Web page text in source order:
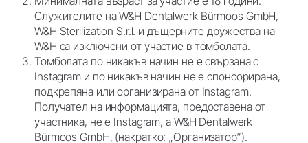
Служителите на W&H Dentalwerk Bürmoos GmbH,
W&H Sterilization S.r.l. и дъщерните дружества на
W&H са изключени от участие в томболата.
Томболата по никакъв начин не е свързана с
Instagram и по никакъв начин не е спонсорирана,
подкрепяна или организирана от Instagram.
Получател на информацията, предоставена от
участника, не е Instagram, а W&H Dentalwerk
Bürmoos GmbH, (накратко: „Организатор“).